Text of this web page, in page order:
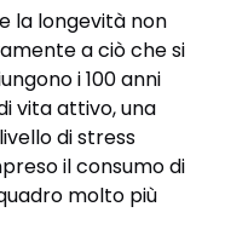
la longevità non
a ciò che si
i 100 anni
vita attivo, una
di stress
il consumo di
molto più